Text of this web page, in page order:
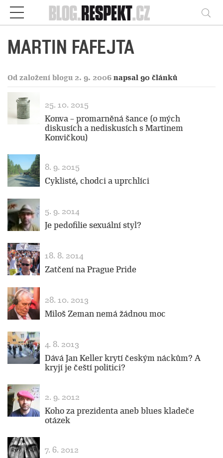
Respekt
MARTIN FAFEJTA
Od založení blogu 2. 9. 2006 napsal 90 článků
25. 10. 2015
Konva – promarněná šance (o mých
diskusích a nediskusích s Martinem
Konvičkou)
8. 9. 2015
Cyklisté, chodci a uprchlíci
5. 9. 2014
Je pedofilie sexuální styl?
18. 8. 2014
Zatčení na Prague Pride
28. 10. 2013
Miloš Zeman nemá žádnou moc
4. 8. 2013
Dává Jan Keller krytí českým náckům? A
kryjí je čeští politici?
2. 9. 2012
Koho za prezidenta aneb blues kladeče
otázek
7. 6. 2012